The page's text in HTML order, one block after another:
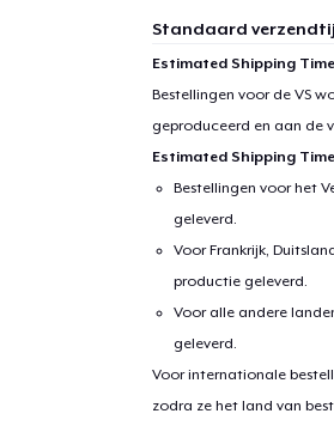
Standaard
Estimated Shipping
Bestellingen voor de VS
geproduceerd en aan de
Estimated Shipping
Bestellingen voor het
geleverd.
Voor Frankrijk,
productie geleverd.
Voor alle andere
geleverd.
Voor internationale
zodra ze het land van